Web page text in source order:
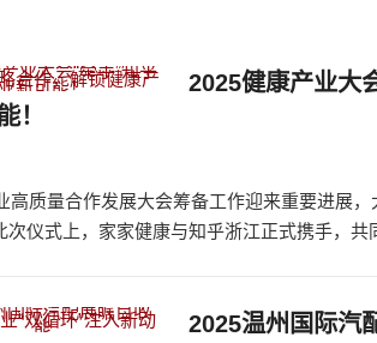
2025健康产业大
！
高质量合作发展大会筹备工作迎来重要进展
次仪式上，家家健康与知乎浙江正式携手，共
2025温州国际汽